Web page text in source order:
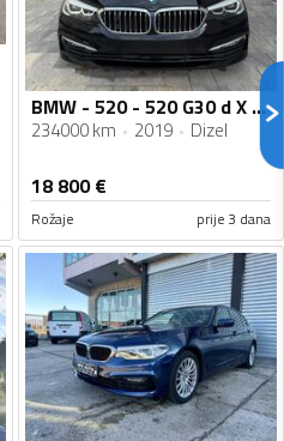
BMW - 520 - 520 G30 d X Drive
234000 km 2019 Dizel
18 800€
Rožaje prije 3 dana